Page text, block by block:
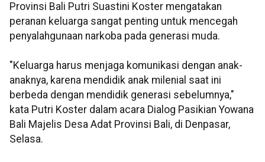
Provinsi Bali Putri Suastini Koster mengatakan
peranan keluarga sangat penting untuk mencegah
penyalahgunaan narkoba pada generasi muda.
"Keluarga harus menjaga komunikasi dengan anak-
anaknya, karena mendidik anak milenial saat ini
berbeda dengan mendidik generasi sebelumnya,"
kata Putri Koster dalam acara Dialog Pasikian Yowana
Bali Majelis Desa Adat Provinsi Bali, di Denpasar,
Selasa.